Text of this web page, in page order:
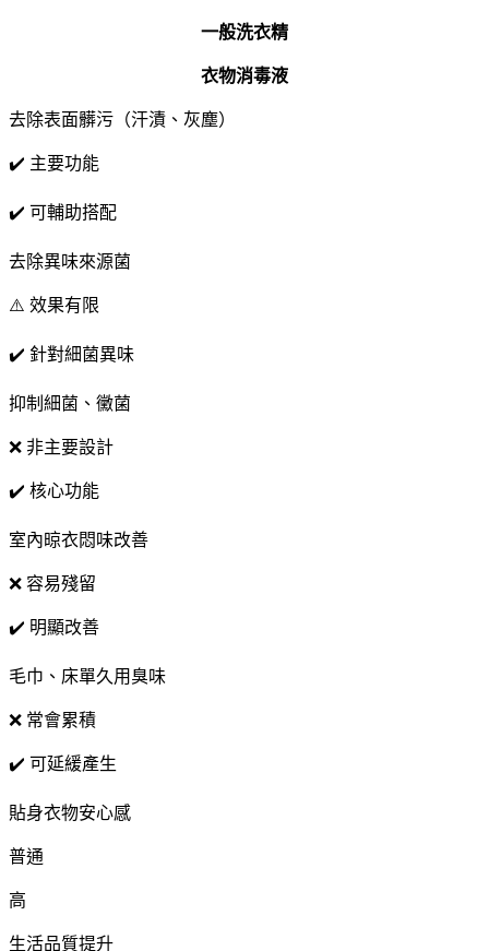
一般洗衣精
衣物消毒液
去除表面髒污（汗漬、灰塵）
✔️ 主要功能
✔️ 可輔助搭配
去除異味來源菌
⚠️ 效果有限
✔️ 針對細菌異味
抑制細菌、黴菌
❌ 非主要設計
✔️ 核心功能
室內晾衣悶味改善
❌ 容易殘留
✔️ 明顯改善
毛巾、床單久用臭味
❌ 常會累積
✔️ 可延緩產生
貼身衣物安心感
普通
高
生活品質提升